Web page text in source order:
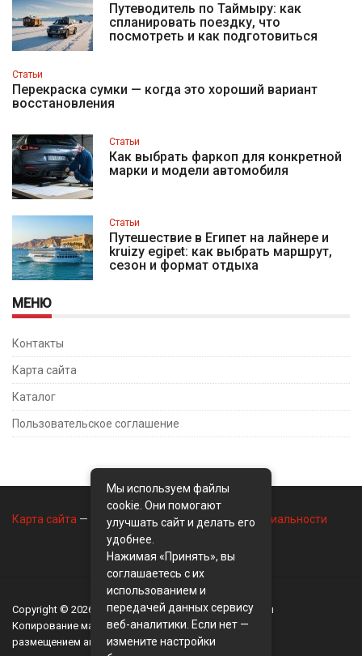
Путеводитель по Таймыру: как
спланировать поездку, что
посмотреть и как подготовиться
Статьи
Перекраска сумки — когда это хороший вариант
восстановления
Статьи
Как выбрать фаркоп для конкретной
марки и модели автомобиля
Статьи
Путешествие в Египет на лайнере и
kruizy egipet: как выбрать маршрут,
сезон и формат отдыха
МЕНЮ
Контакты
Карта сайта
Каталог
Пользовательское соглашение
Карта сайта — Контакты— Политика конфиденциальности
Copyright © 2026 BusinessMix- Экономика и финансы
Копирование материалов разрешается, только с
размещением активной ссылки на сайтBusinessMix
Мы используем файлы
cookie. Они помогают
улучшать сайт и делать его
удобнее.
Нажимая «Принять», вы
соглашаетесь с их
использованием и
передачей данных сервису
веб-аналитики. Если нет —
измените настройки